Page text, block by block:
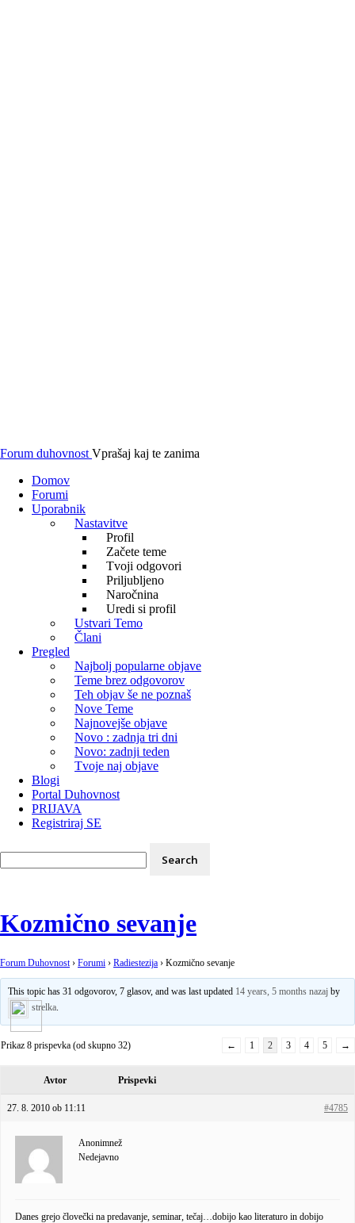
Forum duhovnost Vprašaj kaj te zanima
Domov
Forumi
Uporabnik
Nastavitve
Profil
Začete teme
Tvoji odgovori
Priljubljeno
Naročnina
Uredi si profil
Ustvari Temo
Člani
Pregled
Najbolj popularne objave
Teme brez odgovorov
Teh objav še ne poznaš
Nove Teme
Najnovejše objave
Novo : zadnja tri dni
Novo: zadnji teden
Tvoje naj objave
Blogi
Portal Duhovnost
PRIJAVA
Registriraj SE
Kozmično sevanje
Forum Duhovnost › Forumi › Radiestezija › Kozmično sevanje
This topic has 31 odgovorov, 7 glasov, and was last updated 14 years, 5 months nazaj by
strelka
Prikaz 8 prispevka (od skupno 32) ← 1 2 3 4 5 →
Avtor Prispevki
27. 8. 2010 ob 11:11 #4785
Anonimnež
Nedejavno
Danes grejo človečki na predavanje, seminar, tečaj…dobijo kao literaturo in dobijo